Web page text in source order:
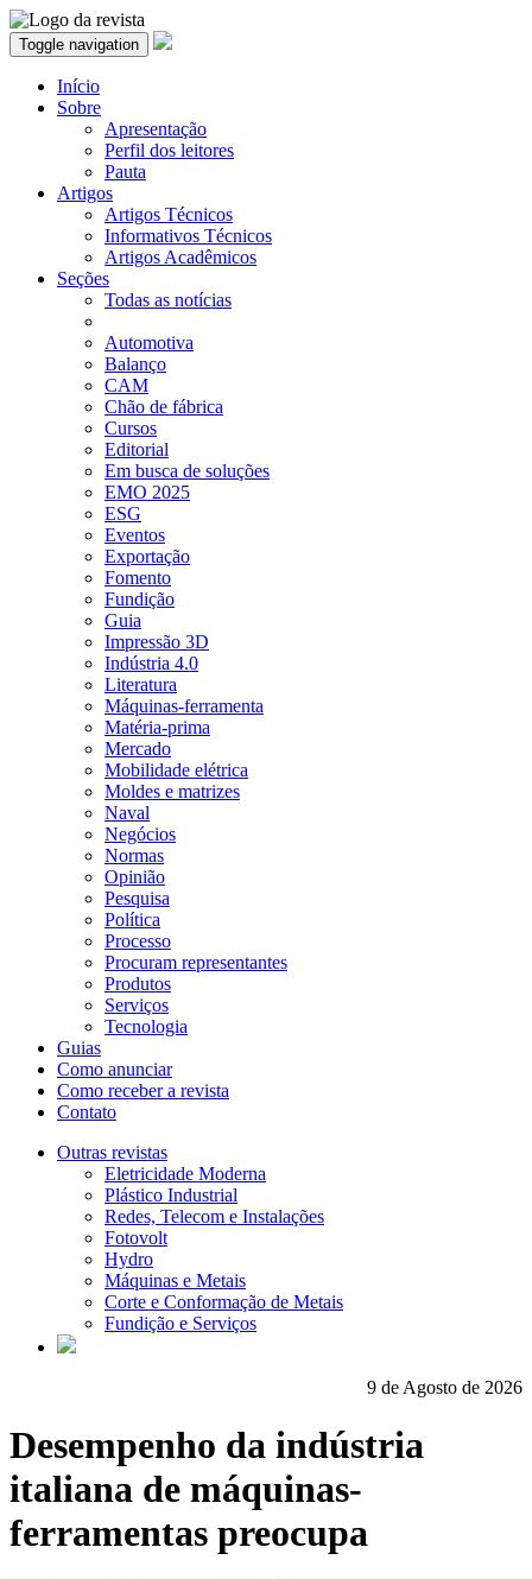
Toggle navigation
Início
Sobre
Apresentação
Perfil dos leitores
Pauta
Artigos
Artigos Técnicos
Informativos Técnicos
Artigos Acadêmicos
Seções
Todas as notícias
Automotiva
Balanço
CAM
Chão de fábrica
Cursos
Editorial
Em busca de soluções
EMO 2025
ESG
Eventos
Exportação
Fomento
Fundição
Guia
Impressão 3D
Indústria 4.0
Literatura
Máquinas-ferramenta
Matéria-prima
Mercado
Mobilidade elétrica
Moldes e matrizes
Naval
Negócios
Normas
Opinião
Pesquisa
Política
Processo
Procuram representantes
Produtos
Serviços
Tecnologia
Guias
Como anunciar
Como receber a revista
Contato
Outras revistas
Eletricidade Moderna
Plástico Industrial
Redes, Telecom e Instalações
Fotovolt
Hydro
Máquinas e Metais
Corte e Conformação de Metais
Fundição e Serviços
9 de Agosto de 2026
Desempenho da indústria
italiana de máquinas-
ferramentas preocupa